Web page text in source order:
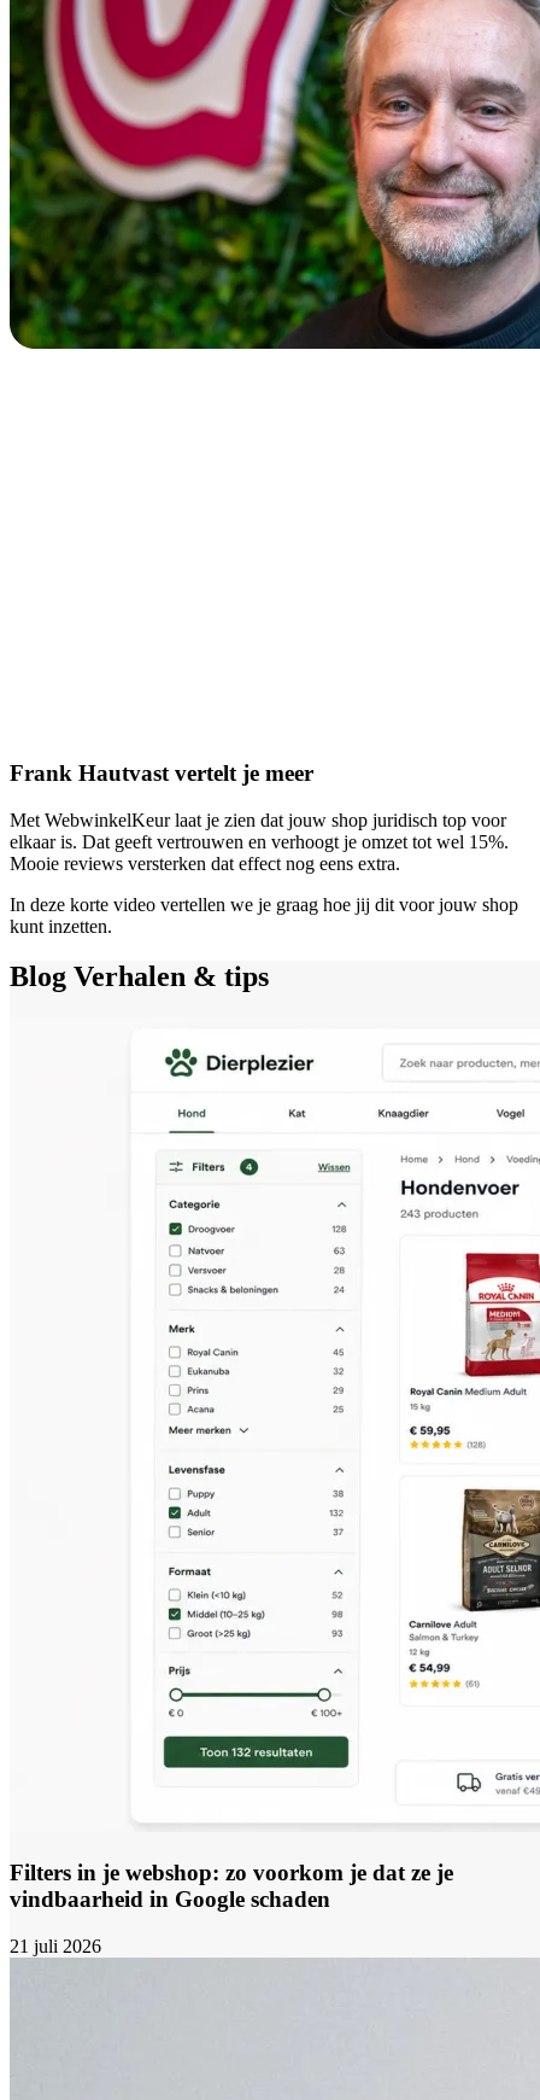
Frank Hautvast vertelt je meer
Met WebwinkelKeur laat je zien dat jouw shop juridisch top voor
elkaar is. Dat geeft vertrouwen en verhoogt je omzet tot wel 15%.
Mooie reviews versterken dat effect nog eens extra.
In deze korte video vertellen we je graag hoe jij dit voor jouw shop
kunt inzetten.
Blog Verhalen & tips
Filters in je webshop: zo voorkom je dat ze je
vindbaarheid in Google schaden
21 juli 2026